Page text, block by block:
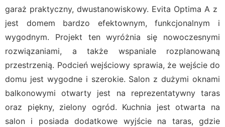
garaż praktyczny, dwustanowiskowy. Evita Optima A z
jest domem bardzo efektownym, funkcjonalnym i
wygodnym. Projekt ten wyróżnia się nowoczesnymi
rozwiązaniami, a także wspaniale rozplanowaną
przestrzenią. Podcień wejściowy sprawia, że wejście do
domu jest wygodne i szerokie. Salon z dużymi oknami
balkonowymi otwarty jest na reprezentatywny taras
oraz piękny, zielony ogród. Kuchnia jest otwarta na
salon i posiada dodatkowe wyjście na taras, gdzie